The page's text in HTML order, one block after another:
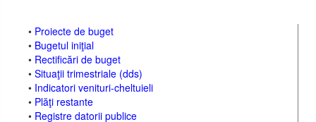
• Proiecte de buget
• Bugetul iniţial
• Rectificări de buget
• Situaţii trimestriale (dds)
• Indicatori venituri-cheltuieli
• Plăţi restante
• Registre datorii publice